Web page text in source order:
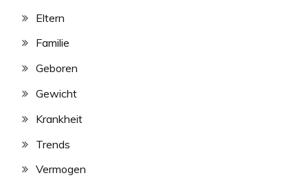
Eltern
Familie
Geboren
Gewicht
Krankheit
Trends
Vermogen